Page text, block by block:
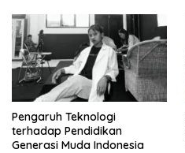
Pengaruh Teknologi
terhadap Pendidikan
Generasi Muda Indonesia